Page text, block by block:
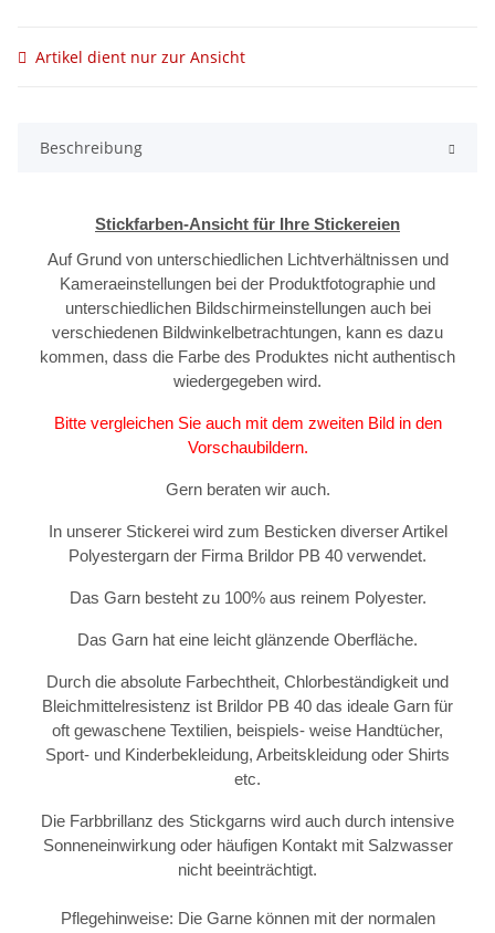
Artikel dient nur zur Ansicht
Beschreibung
Stickfarben-Ansicht für Ihre Stickereien
Auf Grund von unterschiedlichen Lichtverhältnissen und
Kameraeinstellungen bei der Produktfotographie und
unterschiedlichen Bildschirmeinstellungen auch bei
verschiedenen Bildwinkelbetrachtungen, kann es dazu
kommen, dass die Farbe des Produktes nicht authentisch
wiedergegeben wird.
Bitte vergleichen Sie auch mit dem zweiten Bild in den
Vorschaubildern.
Gern beraten wir auch.
In unserer Stickerei wird zum Besticken diverser Artikel
Polyestergarn der Firma Brildor PB 40 verwendet.
Das Garn besteht zu 100% aus reinem Polyester.
Das Garn hat eine leicht glänzende Oberfläche.
Durch die absolute Farbechtheit, Chlorbeständigkeit und
Bleichmittelresistenz ist Brildor PB 40 das ideale Garn für
oft gewaschene Textilien, beispiels- weise Handtücher,
Sport- und Kinderbekleidung, Arbeitskleidung oder Shirts
etc.
Die Farbbrillanz des Stickgarns wird auch durch intensive
Sonneneinwirkung oder häufigen Kontakt mit Salzwasser
nicht beeinträchtigt.
Pflegehinweise: Die Garne können mit der normalen